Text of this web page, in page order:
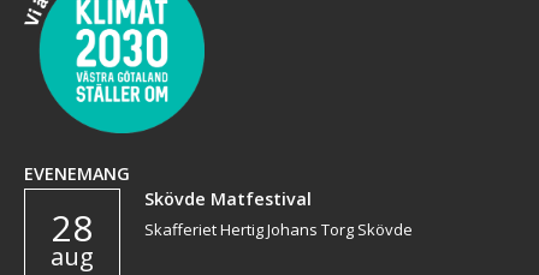
EVENEMANG
28
aug
Skövde Matfestival
Skafferiet Hertig Johans Torg Skövde